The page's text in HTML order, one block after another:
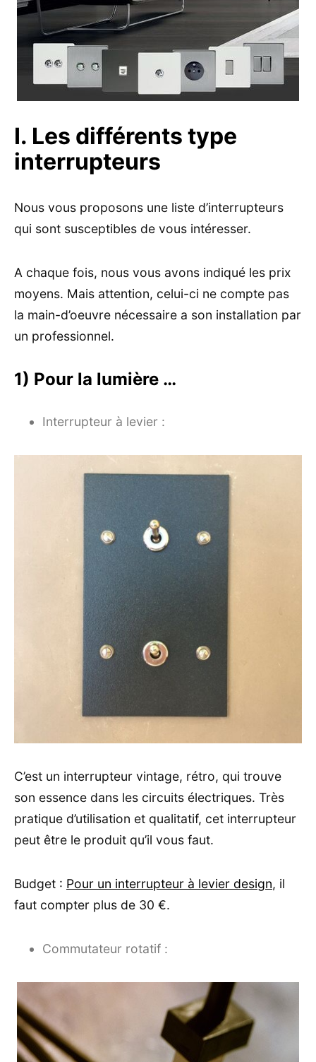
I. Les différents type
interrupteurs
Nous vous proposons une liste d’interrupteurs
qui sont susceptibles de vous intéresser.
A chaque fois, nous vous avons indiqué les prix
moyens. Mais attention, celui-ci ne compte pas
la main-d’oeuvre nécessaire a son installation par
un professionnel.
1) Pour la lumière …
Interrupteur à levier :
C’est un interrupteur vintage, rétro, qui trouve
son essence dans les circuits électriques. Très
pratique d’utilisation et qualitatif, cet interrupteur
peut être le produit qu’il vous faut.
Budget : Pour un interrupteur à levier design, il
faut compter plus de 30 €.
Commutateur rotatif :